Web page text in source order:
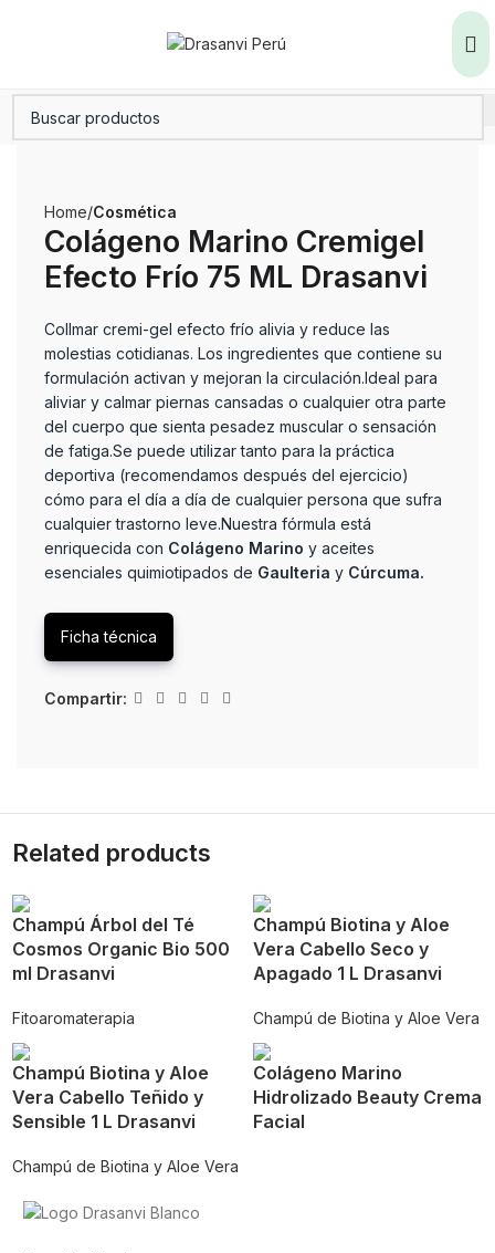
Home Cosmética
Colágeno Marino Cremigel
Efecto Frío 75 ML Drasanvi
Collmar cremi-gel efecto frío alivia y reduce las
molestias cotidianas. Los ingredientes que contiene su
formulación activan y mejoran la circulación.Ideal para
aliviar y calmar piernas cansadas o cualquier otra parte
del cuerpo que sienta pesadez muscular o sensación
de fatiga.Se puede utilizar tanto para la práctica
deportiva (recomendamos después del ejercicio)
cómo para el día a día de cualquier persona que sufra
cualquier trastorno leve.Nuestra fórmula está
enriquecida con Colágeno Marino y aceites
esenciales quimiotipados de Gaulteria y Cúrcuma.
Ficha técnica
Compartir:
Related products
Champú Árbol del Té
Cosmos Organic Bio 500
ml Drasanvi
Fitoaromaterapia
Champú Biotina y Aloe
Vera Cabello Seco y
Apagado 1 L Drasanvi
Champú de Biotina y Aloe Vera
Champú Biotina y Aloe
Vera Cabello Teñido y
Sensible 1 L Drasanvi
Champú de Biotina y Aloe Vera
Colágeno Marino
Hidrolizado Beauty Crema
Facial